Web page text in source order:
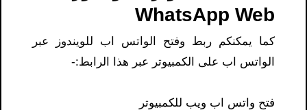
WhatsApp Web
كما يمكنكم ربط وفتح الواتس اب للويندوز عبر
الواتس اب على الكمبيوتر عبر هذا الرابط:-
فتح واتس اب ويب للكمبيوتر